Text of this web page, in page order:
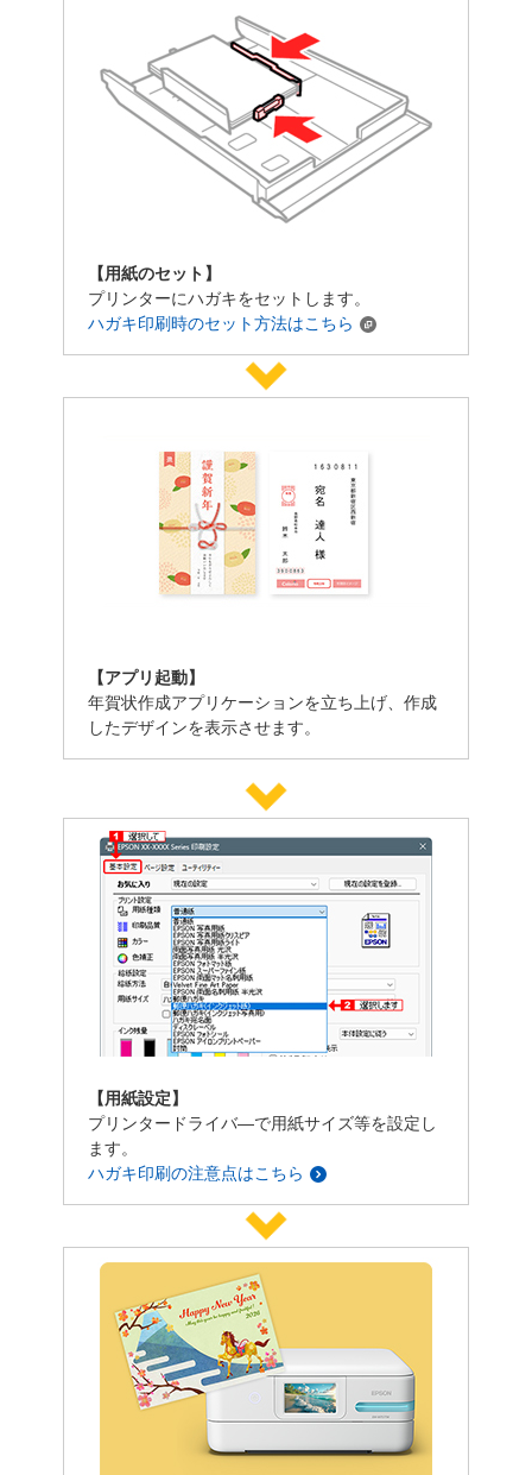
【用紙のセット】
プリンターにハガキをセットします。
ハガキ印刷時のセット方法はこちら
【アプリ起動】
年賀状作成アプリケーションを立ち上げ、作成
したデザインを表示させます。
【用紙設定】
プリンタードライバ―で用紙サイズ等を設定し
ます。
ハガキ印刷の注意点はこちら